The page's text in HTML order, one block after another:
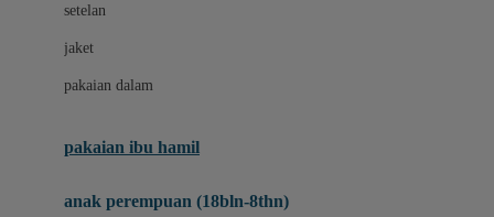
Crane
setelan
jaket
pakaian dalam
pakaian ibu hamil
anak perempuan (18bln-8thn)